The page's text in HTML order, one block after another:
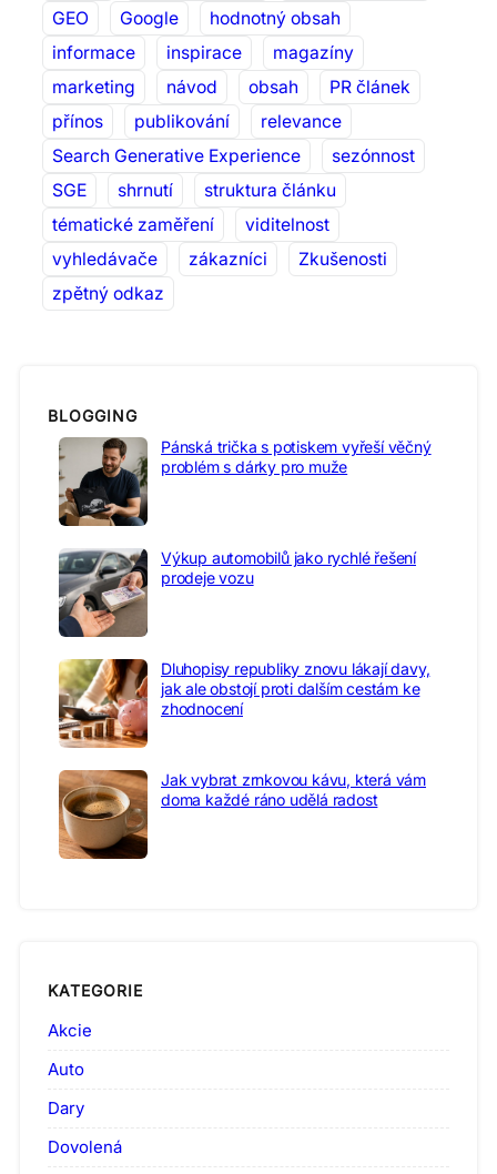
GEO Google
hodnotný obsah
informace
inspirace
magazíny
marketing
návod obsah
PR článek
přínos
publikování
relevance
Search Generative Experience
sezónnost
SGE
shrnutí
struktura článku
tématické zaměření
viditelnost
vyhledávače
zákazníci
Zkušenosti
zpětný odkaz
BLOGGING
Pánská trička s potiskem vyřeší věčný
problém s dárky pro muže
Výkup automobilů jako rychlé řešení
prodeje vozu
Dluhopisy republiky znovu lákají davy,
jak ale obstojí proti dalším cestám ke
zhodnocení
Jak vybrat zrnkovou kávu, která vám
doma každé ráno udělá radost
KATEGORIE
Akcie
Auto
Dary
Dovolená